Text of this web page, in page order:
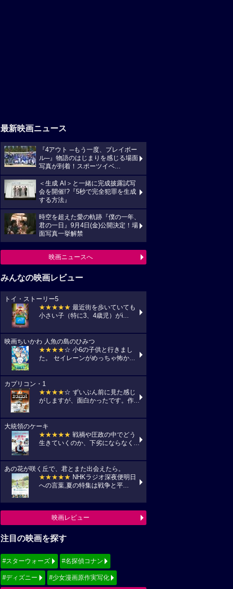
最新映画ニュース
『4アウト ─もう一度、プレイボー
ル─』物語のはじまりを感じる場面
写真が到着！スポーツイベ...
＜生成 AI＞と一緒に完成披露試写
会を開催!?『5秒で完全犯罪を生成
する方法』
時空を超えた愛の軌跡『僕の一年、
君の一日』9月4日(金)公開決定！場
面写真一挙解禁
映画ニュースへ
みんなの映画レビュー
トイ・ストーリー5
★★★★★ 最近街を歩いていても
小さい子（特に3、4歳児）がi...
映画ちいかわ 人魚の島のひみつ
★★★★☆ 小6の子供と行きまし
た。 セイレーンがめっちゃ怖か...
カプリコン・1
★★★★☆ ずいぶん前に見た感じ
がしますが、面白かったです。作...
大統領のケーキ
★★★★★ 戦禍や圧政の中でどう
生きていくのか、下劣にならなく...
あの花が咲く丘で、君とまた出会えたら。
★★★★★ NHKラジオ深夜便明日
への言葉,夏の特集は戦争と平...
映画レビュー
注目の映画を探す
#スターウォーズ #名探偵コナン
#ディズニー #少女漫画原作実写化